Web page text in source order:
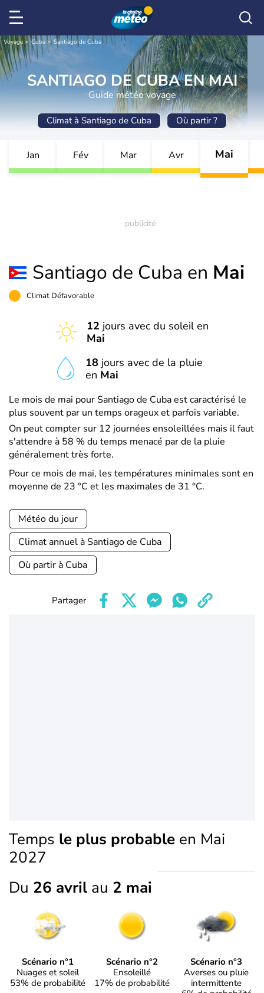
Voyage Cuba Santiago de Cuba
SANTIAGO DE CUBA EN MAI
Guide météo voyage
Climat à Santiago de Cuba Où partir ?
Jan Fév Mar Avr Mai
Santiago de Cuba en Mai
Climat Défavorable
12 jours avec du soleil en
Mai
18 jours avec de la pluie
en Mai
Le mois de mai pour Santiago de Cuba est caractérisé le
plus souvent par un temps orageux et parfois variable.
On peut compter sur 12 journées ensoleillées mais il faut
s'attendre à 58 % du temps menacé par de la pluie
généralement très forte.
Pour ce mois de mai, les températures minimales sont en
moyenne de 23 °C et les maximales de 31 °C.
Météo du jour
Climat annuel à Santiago de Cuba
Où partir à Cuba
Partager
Temps le plus probable en Mai
2027
Du 26 avril au 2 mai
Scénario n°1
Nuages et soleil
53% de probabilité
Scénario n°2
Ensoleillé
17% de probabilité
Scénario n°3
Averses ou pluie
intermittente